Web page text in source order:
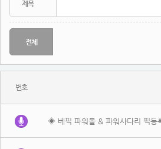
전체
번호
◈ 베픽 파워볼 & 파워사다리 픽